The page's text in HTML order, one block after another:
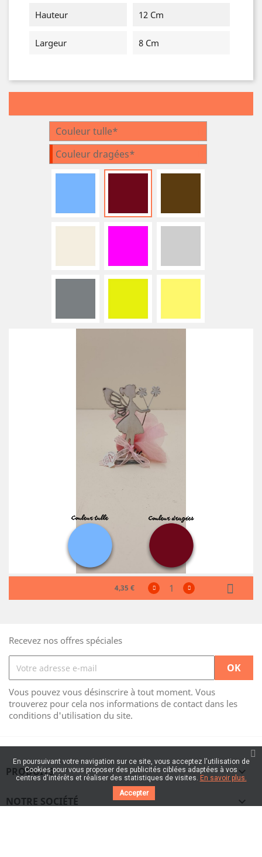
Hauteur
12 Cm
Largeur 8 Cm
Couleur tulle*
Couleur dragées*
4,35 €
Recevez nos offres spéciales
Vous pouvez vous désinscrire à tout moment. Vous
trouverez pour cela nos informations de contact dans les
conditions d'utilisation du site.
PRODUITS 
NOTRE SOCIÉTÉ 
En poursuivant votre navigation sur ce site, vous acceptez l'utilisation de
Cookies pour vous proposer des publicités ciblées adaptées à vos
centres d'intérêts et réaliser des statistiques de visites. En savoir plus.
Accepter